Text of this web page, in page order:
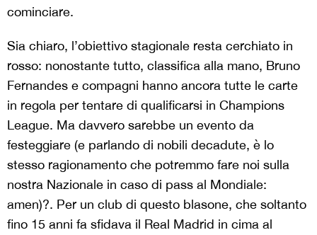
cominciare.
Sia chiaro, l’obiettivo stagionale resta cerchiato in
rosso: nonostante tutto, classifica alla mano, Bruno
Fernandes e compagni hanno ancora tutte le carte
in regola per tentare di qualificarsi in Champions
League. Ma davvero sarebbe un evento da
festeggiare (e parlando di nobili decadute, è lo
stesso ragionamento che potremmo fare noi sulla
nostra Nazionale in caso di pass al Mondiale:
amen)?. Per un club di questo blasone, che soltanto
fino 15 anni fa sfidava il Real Madrid in cima al